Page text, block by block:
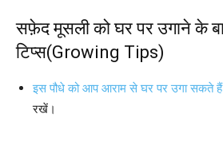
सफ़ेद मूसली को घर पर उगाने के
टिप्स(Growing Tips)
इस पौधे को आप आराम से घर पर उगा सकते हैं
रखें।